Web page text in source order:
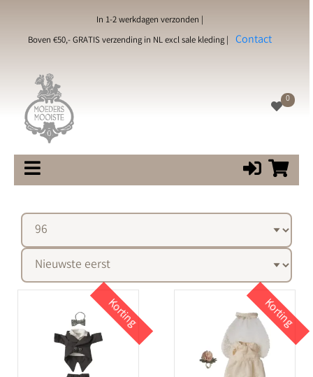
In 1-2 werkdagen verzonden |
Boven €50,- GRATIS verzending in NL excl sale kleding | Contact
0
Korting Korting